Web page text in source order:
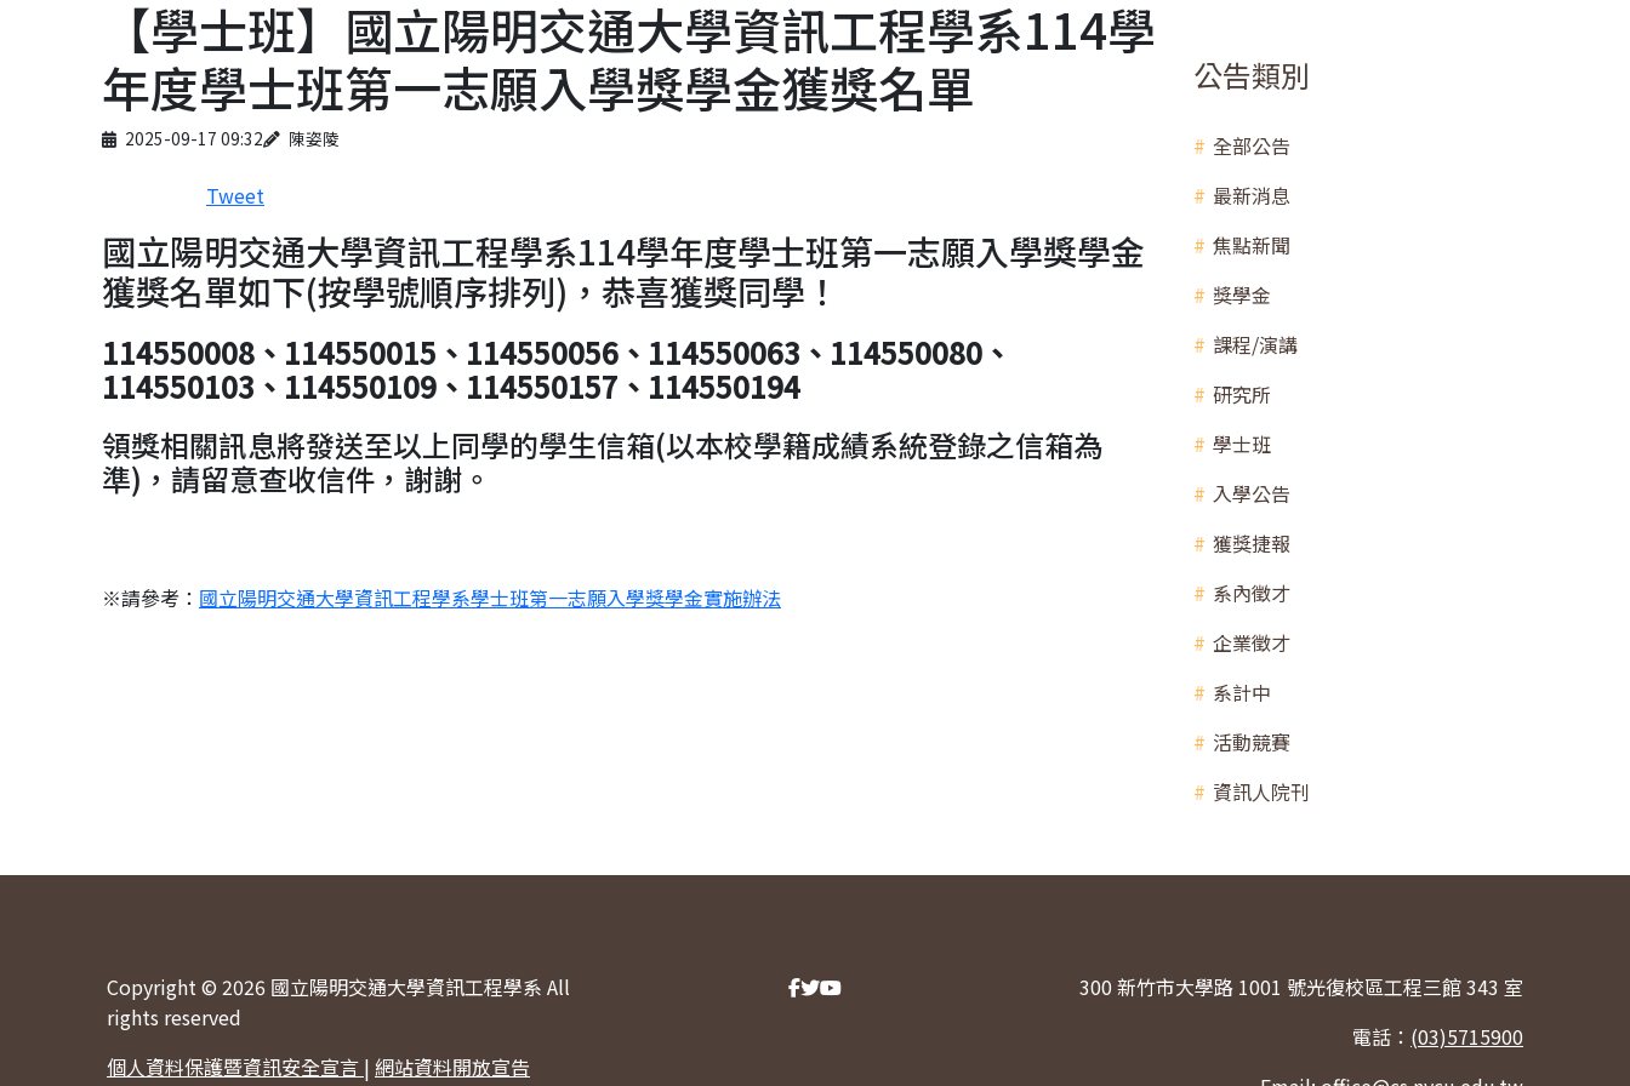
【學士班】國立陽明交通大學資訊工程學系114學
年度學士班第一志願入學獎學金獲獎名單
Published on
2025-09-17 09:32
Author 陳姿陵
Tweet
國立陽明交通大學資訊工程學系114學年度學士班第一志願入學獎學金
獲獎名單如下(按學號順序排列)，恭喜獲獎同學！
114550008、114550015、114550056、114550063、114550080、
114550103、114550109、114550157、114550194
領獎相關訊息將發送至以上同學的學生信箱(以本校學籍成績系統登錄之信箱為
準)，請留意查收信件，謝謝。
※請參考： 國立陽明交通大學資訊工程學系學士班第一志願入學獎學金實施辦法
公告類別
全部公告
最新消息
焦點新聞
獎學金
課程/演講
研究所
學士班
入學公告
獲獎捷報
系內徵才
企業徵才
系計中
活動競賽
資訊人院刊
Copyright © 2026 國立陽明交通大學資訊工程學系 All
rights reserved
個人資料保護暨資訊安全宣言 | 網站資料開放宣告
300 新竹市大學路 1001 號光復校區工程三館 343 室
電話： (03)5715900